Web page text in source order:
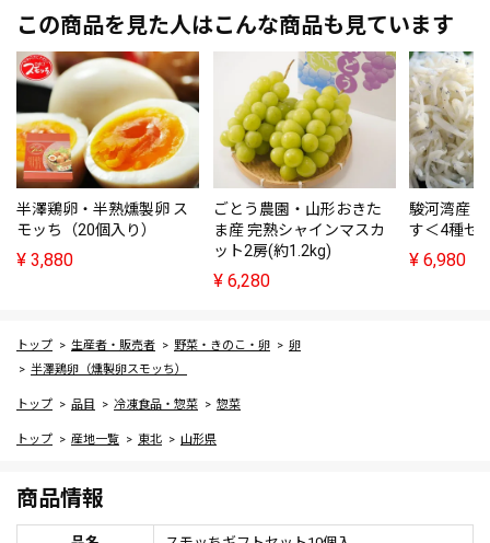
この商品を見た人はこんな商品も見ています
半澤鶏卵・半熟燻製卵 ス
モッち（20個入り）
¥ 3,880
ごとう農園・山形おきた
ま産 完熟シャインマスカ
ット2房(約1.2kg)
¥ 6,280
駿河湾産
す＜4種セ
¥ 6,980
トップ 生産者・販売者 野菜・きのこ・卵
卵
半澤鶏卵（燻製卵スモッち）
トップ 品目 冷凍食品・惣菜 惣菜
トップ 産地一覧 東北 山形県
商品情報